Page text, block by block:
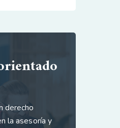
derecho
la asesoría y